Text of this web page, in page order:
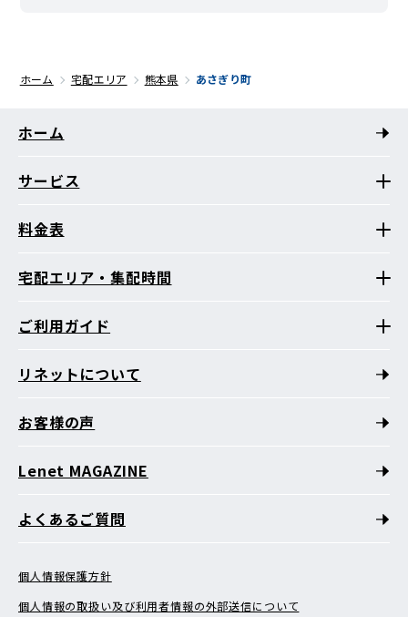
ホーム 宅配エリア 熊本県 あさぎり町
ホーム
サービス
料金表
宅配エリア・集配時間
ご利用ガイド
リネットについて
お客様の声
Lenet MAGAZINE
よくあるご質問
個人情報保護方針
個人情報の取扱い及び利用者情報の外部送信について